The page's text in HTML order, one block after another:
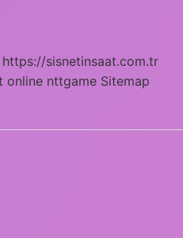
https://sisnetinsaat.com.tr
online nttgame Sitemap